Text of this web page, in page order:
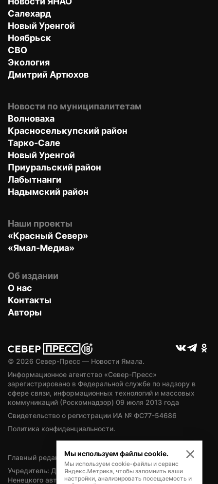
Салехард
Новый Уренгой
Ноябрьск
СВО
Экология
Дмитрий Артюхов
Новости по муниципалитетам
Волноваха
Красноселькупский район
Тарко-Сале
Новый Уренгой
Приуральский район
Лабытнанги
Надымский район
Наши проекты
«Красный Север»
«Ямал-Медиа»
Об издании
О нас
Контакты
Авторы
© 2026 Север-Пресс — Новости Ямала.
Информационное агентство «Север-Пресс»
зарегистрировано в Федеральной службе по надзору в
сфере связи, информационных технологий и массовых
коммуникаций (Роскомнадзор) 09 июля 2013 года
Свидетельство о регистрации ИА № ФС77-54686
Политика конфиденциальности.
Главный редактор — А.Л. Поздеев
Учредитель: Департамент внутренней политики Ямало-
Ненецкого автономного округа
Мы используем файлы cookie.
Мы используем cookie-файлы и сервис
Яндекс.Метрика, чтобы запомнить ваши
настройки, анализировать посещаемость и